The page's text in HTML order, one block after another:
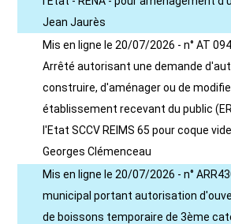
Jean Jaurès
Mis en ligne le 20/07/2026 - n° AT
Arrêté autorisant une demande
construire, d'aménager ou de
établissement recevant du public
l'Etat SCCV REIMS 65 pour coque
Georges Clémenceau
Mis en ligne le 20/07/2026 - n°
municipal portant autorisation
de boissons temporaire de 3ème